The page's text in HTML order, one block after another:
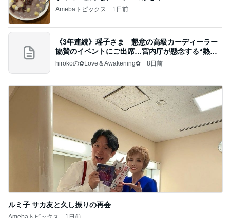
Amebaトピックス 1日前
《3年連続》瑶子さま 懇意の高級カーディーラー
協賛のイベントにご出席…宮内庁が懸念する“熱心
すぎ
hirokoの✿Love＆Awakening✿ 8日前
ルミ子 サカ友と久し振りの再会